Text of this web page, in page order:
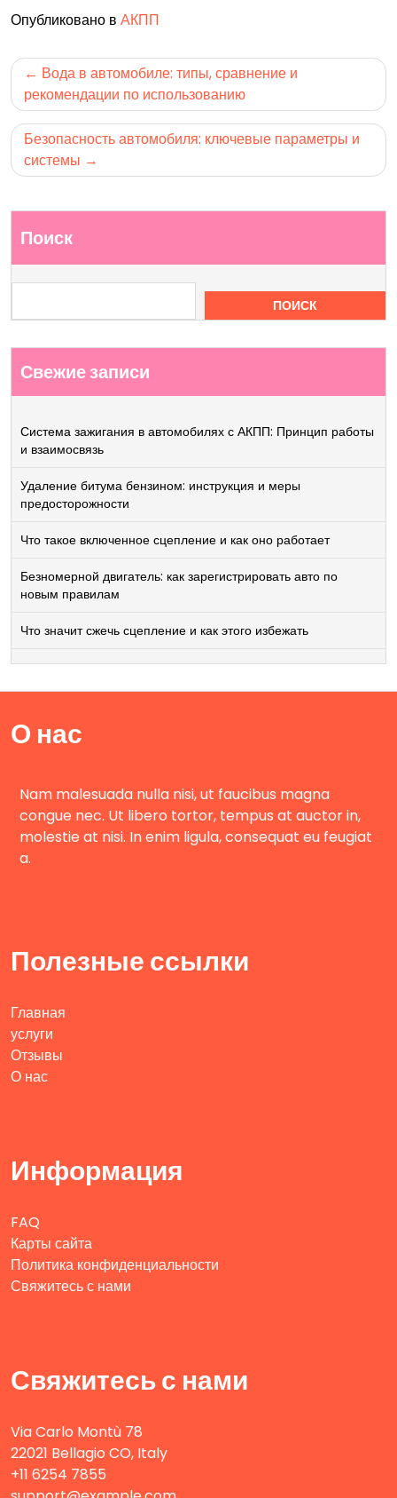
Опубликовано в АКПП
Навигация
по
записям
Вода в автомобиле: типы, сравнение и
рекомендации по использованию
Безопасность автомобиля: ключевые параметры и
системы
Поиск
ПОИСК
Свежие записи
Система зажигания в автомобилях с АКПП: Принцип работы
и взаимосвязь
Удаление битума бензином: инструкция и меры
предосторожности
Что такое включенное сцепление и как оно работает
Безномерной двигатель: как зарегистрировать авто по
новым правилам
Что значит сжечь сцепление и как этого избежать
О нас
Nam malesuada nulla nisi, ut faucibus magna
congue nec. Ut libero tortor, tempus at auctor in,
molestie at nisi. In enim ligula, consequat eu feugiat
a.
Полезные ссылки
Главная
услуги
Отзывы
О нас
Информация
FAQ
Карты сайта
Политика конфиденциальности
Свяжитесь с нами
Свяжитесь с нами
Via Carlo Montù 78
22021 Bellagio CO, Italy
+11 6254 7855